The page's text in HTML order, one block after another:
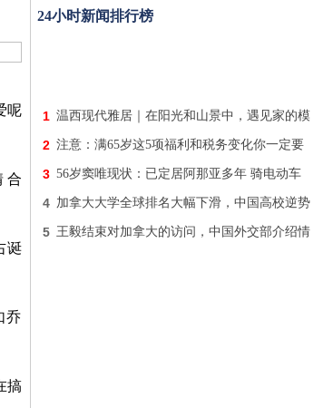
呢
合
诞
乔
搞
24小时新闻排行榜
1 温西现代雅居｜在阳光和山景中，遇见家的模
2 注意：满65岁这5项福利和税务变化你一定要
3 56岁窦唯现状：已定居阿那亚多年 骑电动车
4 加拿大大学全球排名大幅下滑，中国高校逆势
5 王毅结束对加拿大的访问，中国外交部介绍情